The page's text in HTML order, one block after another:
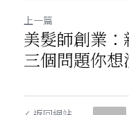
上一篇
美髮師創業
三個問題你想